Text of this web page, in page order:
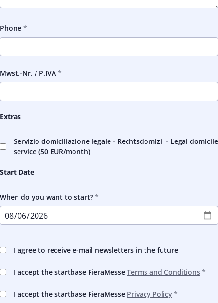
Phone
Mwst.-Nr. / P.IVA
Extras
Servizio domiciliazione legale - Rechtsdomizil - Legal domicile
service (50 EUR/month)
Start Date
When do you want to start?
I agree to receive e-mail newsletters in the future
I accept the startbase FieraMesse Terms and Conditions
I accept the startbase FieraMesse Privacy Policy